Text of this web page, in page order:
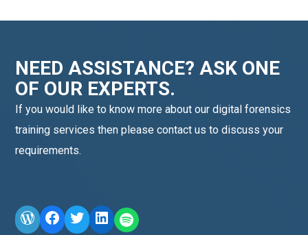
NEED ASSISTANCE? ASK ONE
OF OUR EXPERTS.
If you would like to know more about our digital forensics
training services then please contact us to discuss your
requirements.
WordPress
Facebook
TwitterLinkedIn
LINE OA scan me